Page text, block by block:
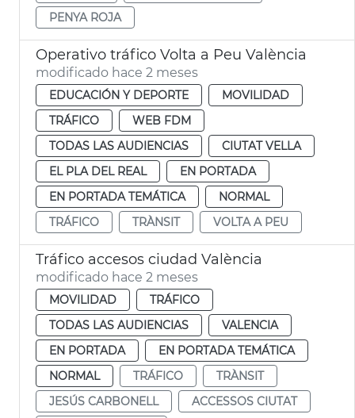
PENYA ROJA
Operativo tráfico Volta a Peu València
modificado hace 2 meses
EDUCACIÓN Y DEPORTE
MOVILIDAD
TRÁFICO
WEB FDM
TODAS LAS AUDIENCIAS
CIUTAT VELLA
EL PLA DEL REAL
EN PORTADA
EN PORTADA TEMÁTICA
NORMAL
TRÁFICO
TRÀNSIT VOLTA A PEU
Tráfico accesos ciudad València
modificado hace 2 meses
MOVILIDAD
TRÁFICO
TODAS LAS AUDIENCIAS
VALENCIA
EN PORTADA
EN PORTADA TEMÁTICA
NORMAL
TRÁFICO
TRÀNSIT
JESÚS CARBONELL
ACCESSOS CIUTAT